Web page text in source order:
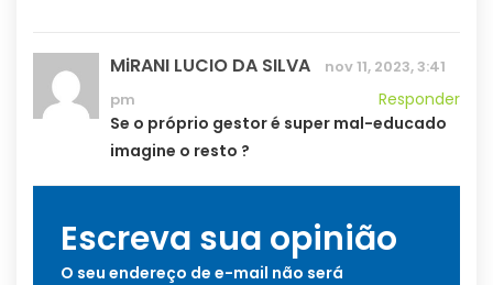
MiRANI LUCIO DA SILVA
nov 11, 2023, 3:41
pm
Responder
Se o próprio gestor é super mal-educado
imagine o resto ?
Escreva sua opinião
O seu endereço de e-mail não será